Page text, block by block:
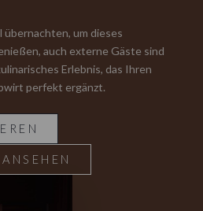
übernachten, um dieses
auch externe Gäste sind
Erlebnis, das Ihren
perfekt ergänzt.